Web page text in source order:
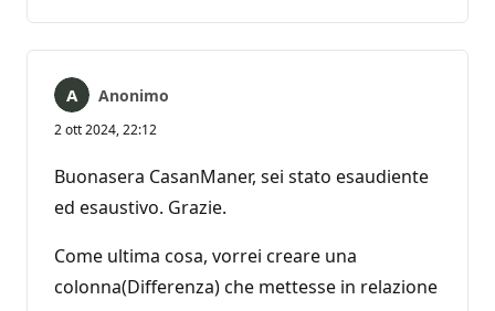
Anonimo
2 ott 2024, 22:12
Buonasera CasanManer, sei stato esaudiente
ed esaustivo. Grazie.
Come ultima cosa, vorrei creare una
colonna(Differenza) che mettesse in relazione